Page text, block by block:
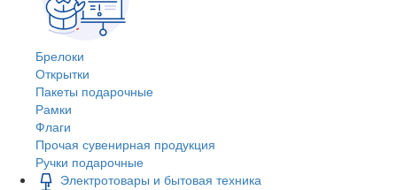
Брелоки
Открытки
Пакеты подарочные
Рамки
Флаги
Прочая сувенирная продукция
Ручки подарочные
Электротовары и бытовая техника